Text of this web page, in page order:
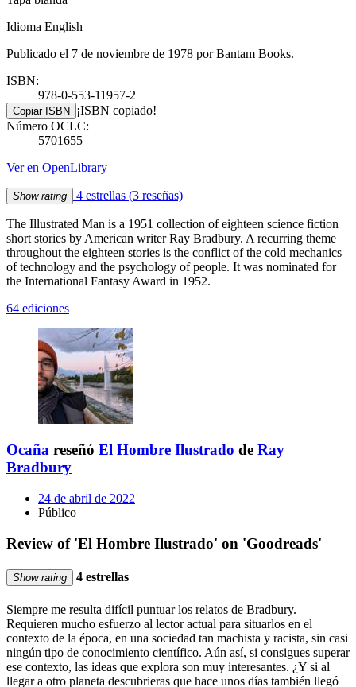
Idioma English
Publicado el 7 de noviembre de 1978 por Bantam Books.
ISBN:
978-0-553-11957-2
Copiar ISBN ¡ISBN copiado!
Número OCLC:
5701655
Ver en OpenLibrary
Show rating 4 estrellas (3 reseñas)
The Illustrated Man is a 1951 collection of eighteen science fiction
short stories by American writer Ray Bradbury. A recurring theme
throughout the eighteen stories is the conflict of the cold mechanics
of technology and the psychology of people. It was nominated for
the International Fantasy Award in 1952.
64 ediciones
Ocaña reseñó El Hombre Ilustrado de Ray
Bradbury
24 de abril de 2022
Público
Review of 'El Hombre Ilustrado' on 'Goodreads'
Show rating 4 estrellas
Siempre me resulta difícil puntuar los relatos de Bradbury.
Requieren mucho esfuerzo al lector actual para situarlos en el
contexto de la época, en una sociedad tan machista y racista, sin casi
ningún tipo de conocimiento científico. Aún así, si consigues superar
ese contexto, las ideas que explora son muy interesantes. ¿Y si al
llegar a otro planeta descubrieras que hace unos días también llegó